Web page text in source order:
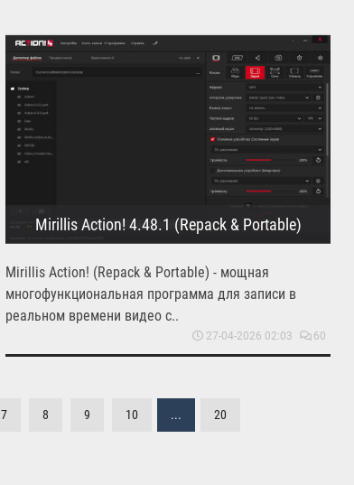
Mirillis Action! 4.48.1 (Repack & Portable)
Mirillis Action! (Repack & Portable) - мощная
многофункциональная программа для записи в
реальном времени видео с..
27-04-2026 02:03 60
7 8 9 10 ... 20